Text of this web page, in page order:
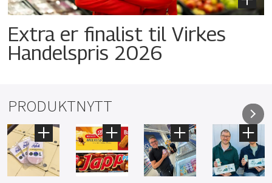
Extra er finalist til Virkes
Handelspris 2026
PRODUKTNYTT